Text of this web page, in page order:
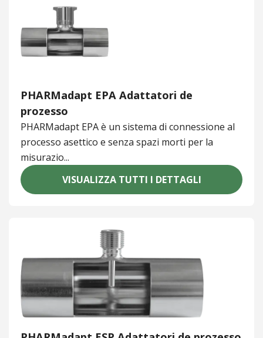
PHARMadapt EPA Adattatori de
prozesso
PHARMadapt EPA è un sistema di connessione al
processo asettico e senza spazi morti per la
misurazio...
VISUALIZZA TUTTI I DETTAGLI